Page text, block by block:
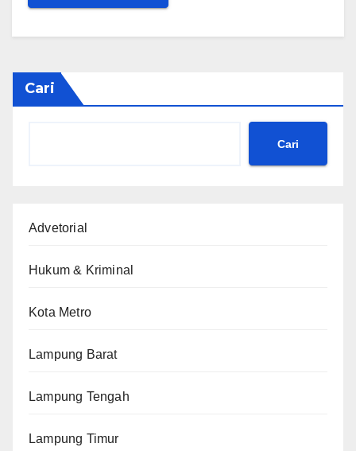
Cari
Cari
Advetorial
Hukum & Kriminal
Kota Metro
Lampung Barat
Lampung Tengah
Lampung Timur